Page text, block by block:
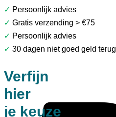
✓ Persoonlijk advies
✓ Gratis verzending > €75
✓ Persoonlijk advies
✓ 30 dagen niet goed geld terug
Verfijn
hier
je keuze